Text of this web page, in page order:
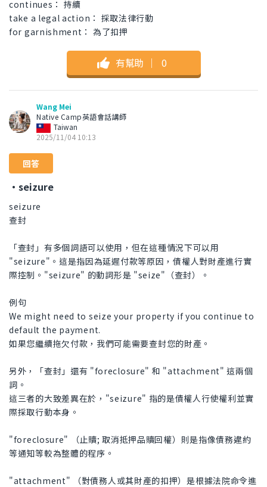
continues： 持續
take a legal action： 採取法律行動
for garnishment： 為了扣押
有幫助 ｜ 0
Wang Mei
Native Camp英語會話講師
Taiwan
2025/11/04 10:13
回答
・seizure
seizure
查封
「查封」有多個詞語可以使用，但在這種情況下可以用
"seizure"。這是指因為延遲付款等原因，債權人對財產進行實
際控制。"seizure" 的動詞形是 "seize"（查封）。
例句
We might need to seize your property if you continue to
default the payment.
如果您繼續拖欠付款，我們可能需要查封您的財產。
另外，「查封」還有 "foreclosure" 和 "attachment" 這兩個
詞。
這三者的大致差異在於，"seizure" 指的是債權人行使權利並實
際採取行動本身。
"foreclosure" （止贖; 取消抵押品贖回權）則是指像債務違約
等通知等較為整體的程序。
"attachment" （對債務人或其財產的扣押）是根據法院命令進